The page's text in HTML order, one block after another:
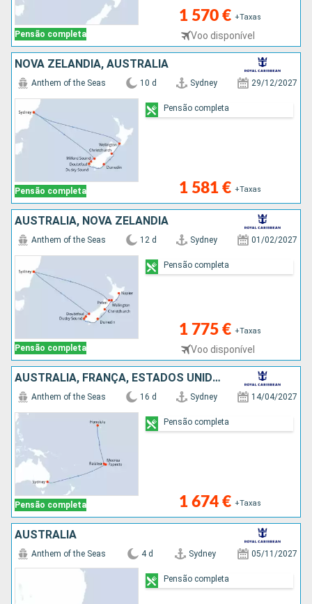
Pensão completa
1 570 € +Taxas
Voo disponível
NOVA ZELANDIA, AUSTRALIA
Pensão completa
Anthem of the Seas 10 d Sydney 29/12/2027
1 581 € +Taxas
Pensão completa
AUSTRALIA, NOVA ZELANDIA
Pensão completa
Anthem of the Seas 12 d Sydney 01/02/2027
1 775 € +Taxas
Voo disponível
Pensão completa
AUSTRALIA, FRANÇA, ESTADOS UNIDOS
Pensão completa
Anthem of the Seas 16 d Sydney 14/04/2027
1 674 € +Taxas
Pensão completa
AUSTRALIA
Anthem of the Seas 4 d Sydney 05/11/2027
Pensão completa